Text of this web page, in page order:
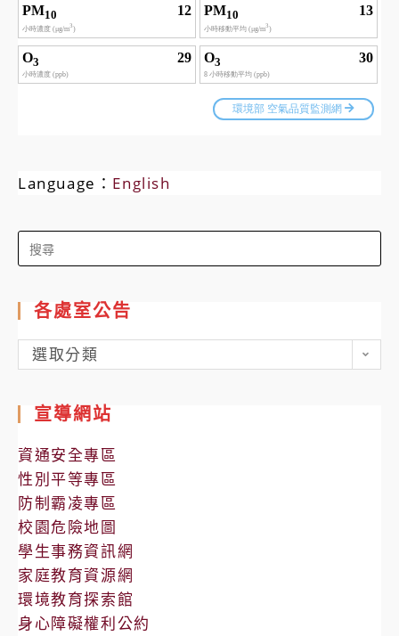
Language： English
Search
for:
各處室公告
各
處
公
告
選取分類
宣導網站
資通安全專區
性別平等專區
防制霸凌專區
校園危險地圖
學生事務資訊網
家庭教育資源網
環境教育探索館
身心障礙權利公約